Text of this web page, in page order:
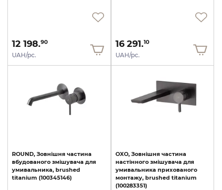
12 198.90
UAH/pc.
16 291.10
UAH/pc.
ROUND, Зовнішня частина
вбудованого змішувача для
умивальника, brushed
titanium (100345146)
OXO, Зовнішня частина
настінного змішувача для
умивальника прихованого
монтажу, brushed titanium
(100283351)